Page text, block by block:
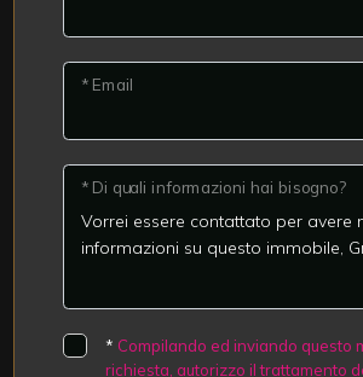
* Email
* Di quali informazioni hai bisogno?
* Compilando ed inviando questo
richiesta, autorizzo il trattamento